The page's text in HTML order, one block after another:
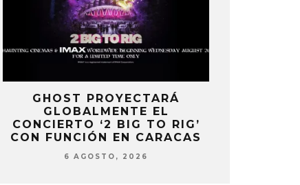
GHOST PROYECTARÁ
GLOBALMENTE EL
CONCIERTO ‘2 BIG TO RIG’
CON FUNCIÓN EN CARACAS
6 AGOSTO, 2026